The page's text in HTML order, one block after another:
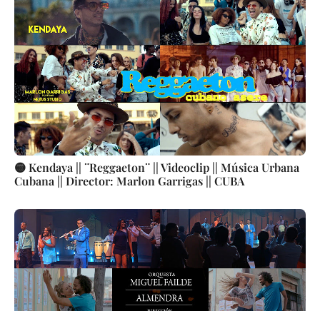
🟡 Kendaya || ¨Reggaeton¨ || Videoclip || Música Urbana
Cubana || Director: Marlon Garrigas || CUBA